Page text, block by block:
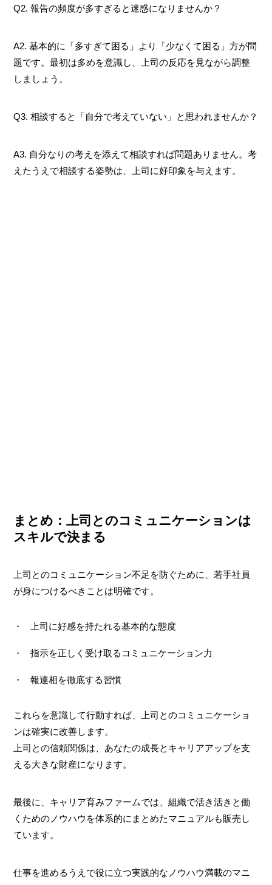
Q2. 報告の頻度が多すぎると迷惑になりませんか？
A2. 基本的に「多すぎて困る」より「少なくて困る」方が問
題です。最初は多めを意識し、上司の反応を見ながら調整
しましょう。
Q3. 相談すると「自分で考えていない」と思われませんか？
A3. 自分なりの考えを添えて相談すれば問題ありません。考
えたうえで相談する姿勢は、上司に好印象を与えます。
まとめ：上司とのコミュニケーションは
スキルで決まる
上司とのコミュニケーション不足を防ぐために、若手社員
が身につけるべきことは明確です。
上司に好感を持たれる基本的な態度
指示を正しく受け取るコミュニケーション力
報連相を徹底する習慣
これらを意識して行動すれば、上司とのコミュニケーショ
ンは確実に改善します。
上司との信頼関係は、あなたの成長とキャリアアップを支
える大きな財産になります。
最後に、キャリア育みファームでは、組織で活き活きと働
くためのノウハウを体系的にまとめたマニュアルも販売し
ています。
仕事を進めるうえで役に立つ実践的なノウハウ満載のマニ